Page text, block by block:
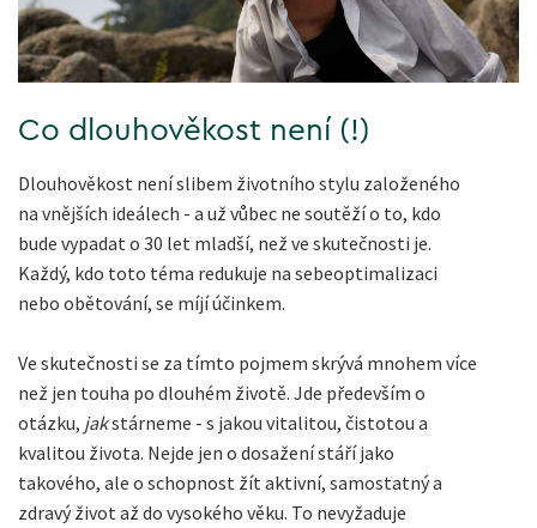
Co dlouhověkost není (!)
Dlouhověkost není slibem životního stylu založeného
na vnějších ideálech - a už vůbec ne soutěží o to, kdo
bude vypadat o 30 let mladší, než ve skutečnosti je.
Každý, kdo toto téma redukuje na sebeoptimalizaci
nebo obětování, se míjí účinkem.
Ve skutečnosti se za tímto pojmem skrývá mnohem více
než jen touha po dlouhém životě. Jde především o
otázku, jakstárneme - s jakou vitalitou, čistotou a
kvalitou života. Nejde jen o dosažení stáří jako
takového, ale o schopnost žít aktivní, samostatný a
zdravý život až do vysokého věku. To nevyžaduje